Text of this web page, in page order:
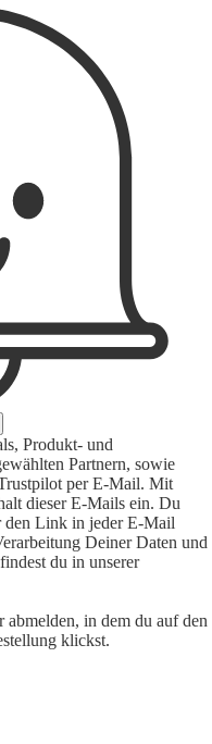
Produkt- und
Partnern, sowie
per E-Mail. Mit
dieser E-Mails ein. Du
den Link in jeder E-Mail
Deiner Daten und
du in unserer
in dem du auf den
klickst.